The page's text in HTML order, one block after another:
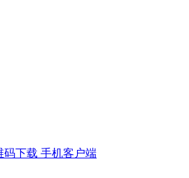
码下载 手机客户端